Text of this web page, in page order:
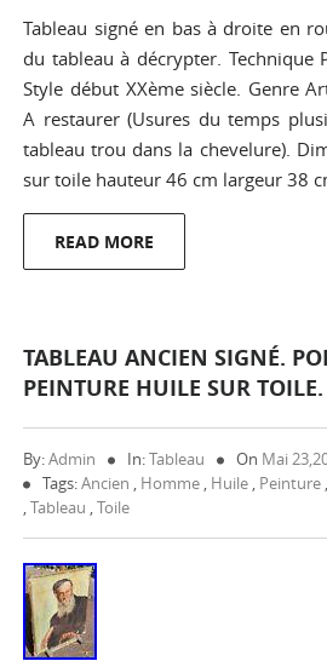
Tableau signé en bas à droite en
du tableau à décrypter. Technique
Style début XXème siècle. Genre
A restaurer (Usures du temps
tableau trou dans la chevelure).
sur toile hauteur 46 cm largeur 38
READ MORE
TABLEAU ANCIEN SIGNÉ.
PEINTURE HUILE SUR
By:Admin In:Tableau On Mai
Tags:Ancien , Homme , Huile , Peinture ,
,Tableau ,Toile